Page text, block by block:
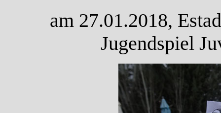
am 27.01.2018,
Jugendspiel